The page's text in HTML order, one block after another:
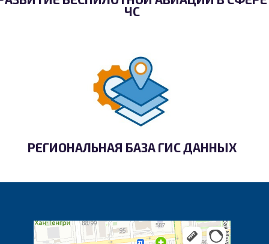
ЧС
РЕГИОНАЛЬНАЯ БАЗА ГИС ДАННЫХ